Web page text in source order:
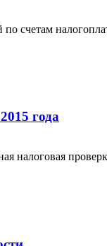
счетам
года
налоговая